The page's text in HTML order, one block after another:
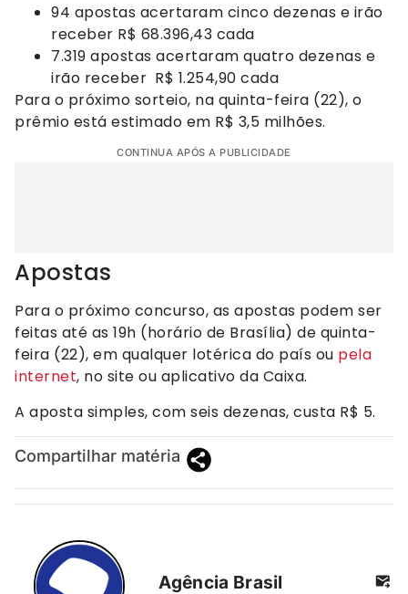
94 apostas acertaram cinco dezenas e irão
receber R$ 68.396,43 cada
7.319 apostas acertaram quatro dezenas e
irão receber R$ 1.254,90 cada
Para o próximo sorteio, na quinta-feira (22), o
prêmio está estimado em R$ 3,5 milhões.
CONTINUA APÓS A PUBLICIDADE
Apostas
Para o próximo concurso, as apostas podem ser
feitas até as 19h (horário de Brasília) de quinta-
feira (22), em qualquer lotérica do país ou pela
internet, no site ou aplicativo da Caixa.
A aposta simples, com seis dezenas, custa R$ 5.
Compartilhar matéria
Agência Brasil